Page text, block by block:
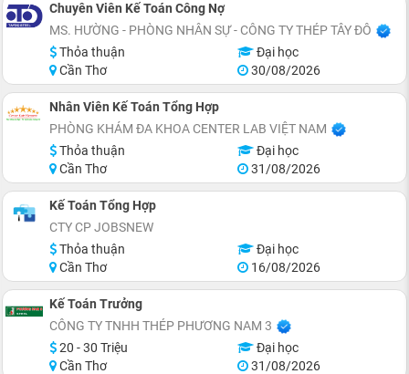
Chuyên Viên Kế Toán Công Nợ
MS. HƯỜNG - PHÒNG NHÂN SỰ - CÔNG TY THÉP TÂY ĐÔ
Thỏa thuận
Đại học
Cần Thơ
30/08/2026
Nhân Viên Kế Toán Tổng Hợp
PHÒNG KHÁM ĐA KHOA CENTER LAB VIỆT NAM
Thỏa thuận
Đại học
Cần Thơ
31/08/2026
Kế Toán Tổng Hợp
CTY CP JOBSNEW
Thỏa thuận
Đại học
Cần Thơ
16/08/2026
Kế Toán Trưởng
CÔNG TY TNHH THÉP PHƯƠNG NAM 3
20 - 30 Triệu
Đại học
Cần Thơ
31/08/2026